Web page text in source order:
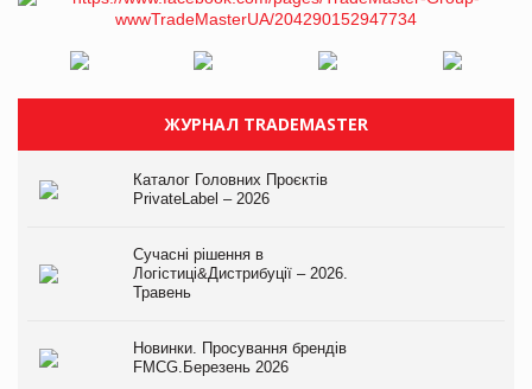
ЖУРНАЛ TRADEMASTER
Каталог Головних Проєктів
PrivateLabel – 2026
Сучасні рішення в
Логістиці&Дистрибуції – 2026.
Травень
Новинки. Просування брендів
FMCG.Березень 2026